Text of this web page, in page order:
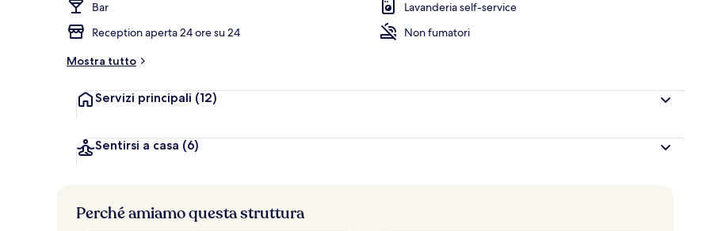
Bar
Lavanderia self-service
Reception aperta 24 ore su 24
Non fumatori
Mostra tutto
Servizi principali (12)
Sentirsi a casa (6)
Perché amiamo questa struttura